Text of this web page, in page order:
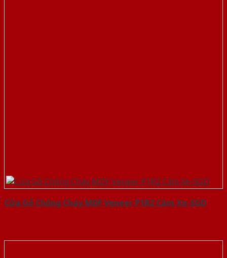
Cửa Gỗ Chống Cháy MDF Veneer P1R2 Căm Xe-SGD